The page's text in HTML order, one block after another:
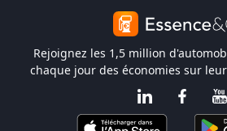
Rejoignez les 1,5 million
chaque jour des économies sur